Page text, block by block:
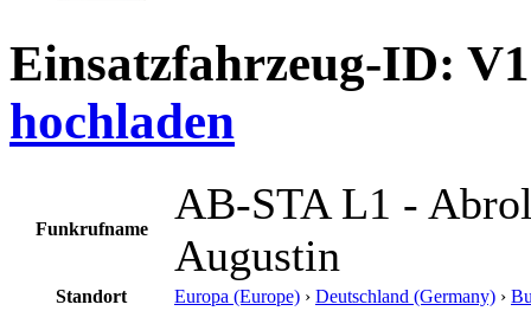
Einsatzfahrzeug-ID:
hochladen
Funkrufname
AB-STA L1 -
Augustin
Standort Europa (Europe) › Deutschland (Germany) ›